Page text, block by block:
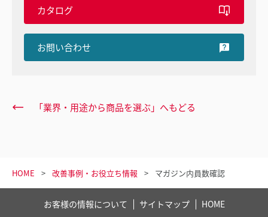
カタログ
お問い合わせ
「業界・用途から商品を選ぶ」へもどる
HOME 改善事例・お役立ち情報 マガジン内員数確認
お客様の情報について サイトマップ HOME